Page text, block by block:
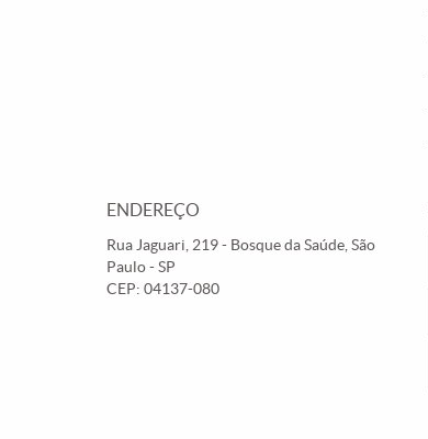
ENDEREÇO
Rua Jaguari, 219- Bosque da Saúde, São
Paulo-SP
CEP: 04137-080